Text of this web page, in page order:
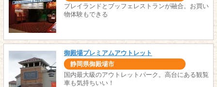
プレイランドとブッフェレストランが融合。お買い
物体験もできる
御殿場プレミアムアウトレット
静岡県御殿場市
国内最大級のアウトレットパーク。高台にある観覧
車も気持ちいい！